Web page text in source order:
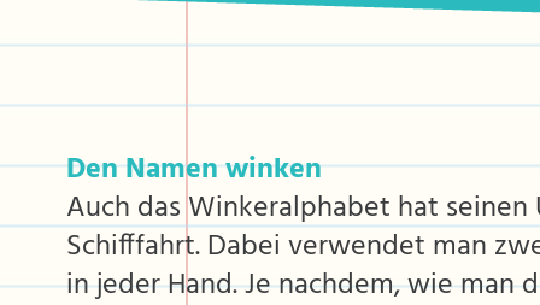
Den Namen winken
Auch das Winkeralphabet hat seinen
Schifffahrt. Dabei verwendet man
in jeder Hand. Je nachdem, wie man